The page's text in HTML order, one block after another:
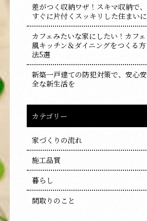
差がつく収納ワザ！スキマ収納で、
すぐに片付くスッキリした住まいに
カフェみたいな家にしたい！カフェ
風キッチン＆ダイニングをつくる方
法5選
新築一戸建ての防犯対策で、安心安
全な新生活を
カテゴリー
家づくりの流れ
施工品質
暮らし
間取りのこと